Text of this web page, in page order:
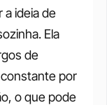
a ideia de
Ela
de
por
o que pode